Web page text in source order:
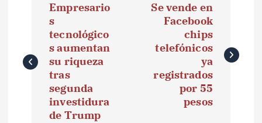
e
Empresario
s
tecnológico
s aumentan
su riqueza
tras
segunda
investidura
de Trump
Se vende en
Facebook
chips
telefónicos
ya
registrados
por 55
pesos